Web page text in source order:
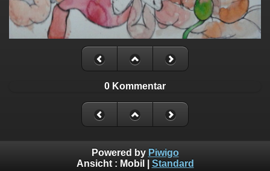
0 Kommentar
Powered by Piwigo
Ansicht : Mobil Standard